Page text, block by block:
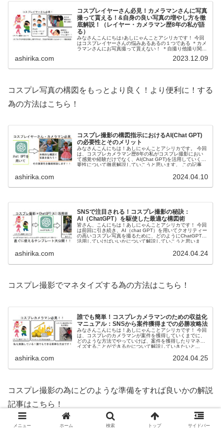
コスプレイヤーさん必見！カメラマンさんに写真
撮って貰える！&自身の良い写真の増やし方を徹
底解説！（レイヤー・カメラマン歴8年の私が語
る）
みなさんこんにちは♪あしにゃんことアシリカです！ 今回
はコスプレイヤーさんの悩みあるあるの１つである ＊カメ
ラマンさんにお写真撮って貰えない！ ＊自撮り他撮り関係
ashirika.com 2023.12.09
コスプレ写真の構図をもっとより良く！より便利に！する
為の方法はこちら！
コスプレ撮影の構図指示におけるAI(Chat GPT)
の必要性とそのメリット
みなさんこんにちは！あしにゃんことアシリカです。 今回
は、コスプレカメラマン歴8年の私がコスプレ撮影におい
て感覚や経験だけでなく、AI(Chat GPT)を活用していく重
要性について徹底解説していこうと思います。 この記事
ashirika.com 2024.04.10
SNSで注目される！コスプレ撮影の秘訣：
AI（ChatGPT）を駆使した最適な構図術
皆さん、こんにちは！あしにゃんことアシリカです！ 今回
は前回に引き続き、AI（chat GPT）を用いてクオリティー
の高いコスプレ写真を撮るために、どのようにChatGPTを
活用していけばいいかについて解説していこうと思いま
ashirika.com 2024.04.24
コスプレ撮影でマネタイズする為の方法はこちら！
誰でも簡単！コスプレカメラマンのための収益化
マニュアル：SNSから案件獲得までの必勝攻略法
みなさんこんにちは！あしにゃんことアシリカです！ 今回
は、コスプレのカメラマンが案件を獲得していくまでに、
どのような方法でやっていけば、案件を獲得したりマネタ
イズすることができるかについて解説していきたいと...
ashirika.com 2024.04.25
コスプレ撮影の為にどのような準備をすれば良いかの解説
記事はこちら！
メニュー ホーム 検索 トップ サイドバー